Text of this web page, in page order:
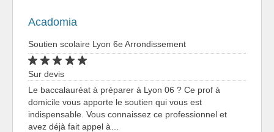
Acadomia
Soutien scolaire Lyon 6e Arrondissement
Sur devis
Le baccalauréat à préparer à Lyon 06 ? Ce prof à
domicile vous apporte le soutien qui vous est
indispensable. Vous connaissez ce professionnel et
avez déjà fait appel à…